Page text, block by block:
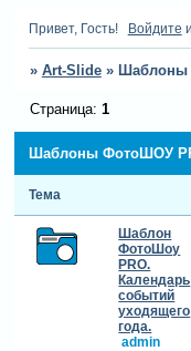
Привет, Гость! Войдите
» Art-Slide » Шаблоны
Шаблоны ФотоШОУ
Страница: 1
Тема
Шаблон
ФотоШоу
PRO.
Календарь
событий
уходящего
года.
admin